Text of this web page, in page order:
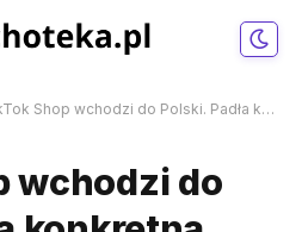
Shop wchodzi do Polski. Padła konkretna data startu
wchodzi do